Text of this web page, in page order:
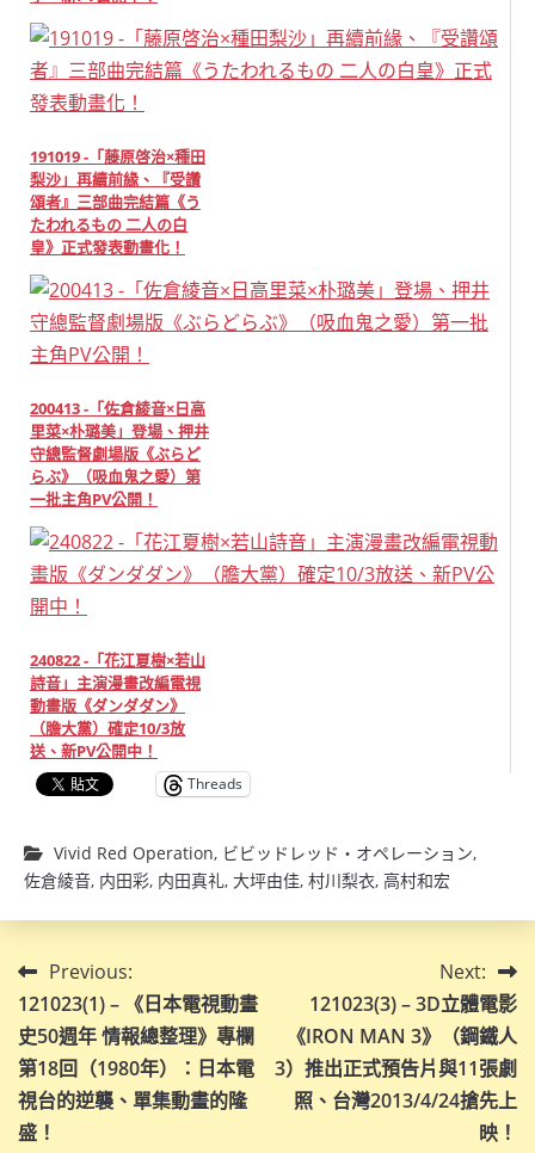
191019 -「藤原啓治×種田
梨沙」再續前緣、『受讚
頌者』三部曲完結篇《う
たわれるもの 二人の白
皇》正式發表動畫化！
200413 -「佐倉綾音×日高
里菜×朴璐美」登場、押井
守總監督劇場版《ぶらど
らぶ》（吸血鬼之愛）第
一批主角PV公開！
240822 -「花江夏樹×若山
詩音」主演漫畫改編電視
動畫版《ダンダダン》
（膽大黨）確定10/3放
送、新PV公開中！
Threads
Vivid Red Operation, ビビッドレッド・オペレーション,
佐倉綾音, 内田彩, 内田真礼, 大坪由佳, 村川梨衣, 高村和宏
文
章
導
覽
Previous:
121023(1) – 《日本電視動畫
史50週年 情報總整理》專欄
第18回（1980年）：日本電
視台的逆襲、單集動畫的隆
盛！
Next:
121023(3) – 3D立體電影
《IRON MAN 3》（鋼鐵人
3）推出正式預告片與11張劇
照、台灣2013/4/24搶先上
映！